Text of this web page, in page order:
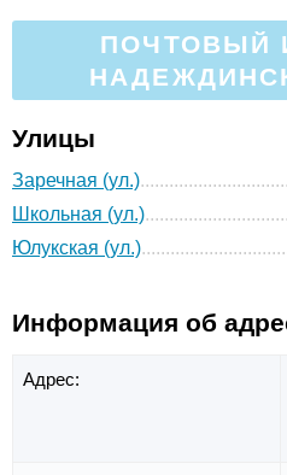
ПОЧТОВЫЙ
Улицы
Заречная (ул.)
Школьная (ул.)
Юлукская (ул.)
Информация об
Адрес: